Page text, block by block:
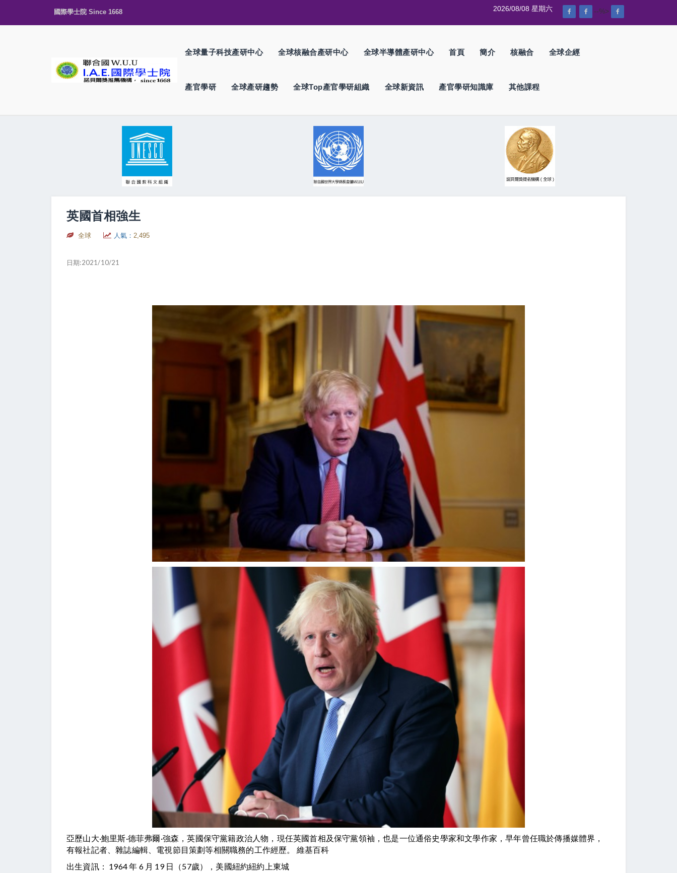
國際學士院 Since 1668 --%>
2026/08/08 星期六
全球量子科技產研中心 全球核融合產研中心 全球半導體產研中心 首頁 簡介 核融合 全球企經
產官學研 全球產研趨勢 全球Top產官學研組織 全球新資訊 產官學研知識庫 其他課程
英國首相強生
全球 人氣： 2,495
日期:2021/10/21
亞歷山大·鮑里斯·德菲弗爾·強森，英國保守黨籍政治人物，現任英國首相及保守黨領袖，也是一位通俗史學家和文學作家，早年曾任職於傳播媒體界，
有報社記者、雜誌編輯、電視節目策劃等相關職務的工作經歷。 維基百科
出生資訊： 1964 年 6 月 19 日（57歲），美國紐約紐約上東城